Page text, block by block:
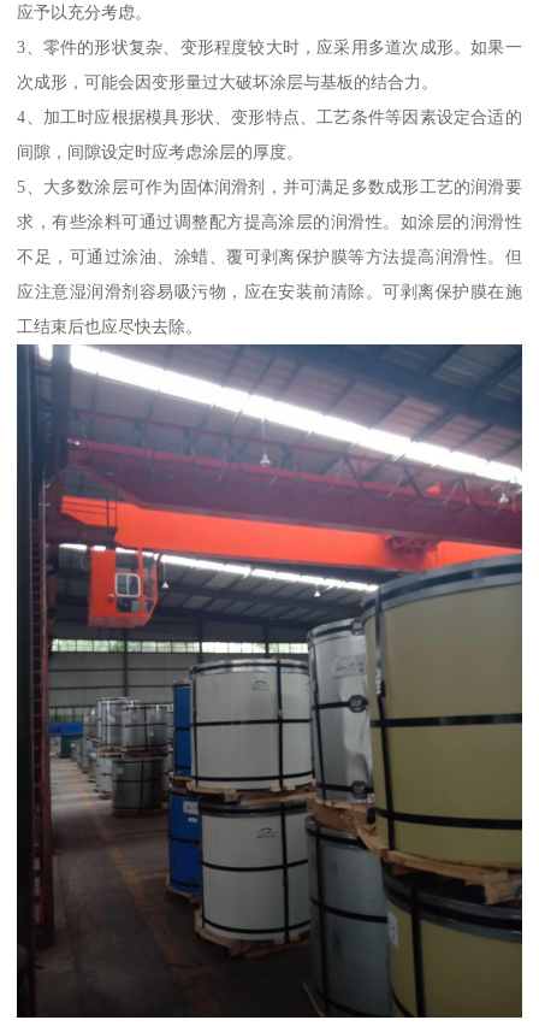
应予以充分考虑。
3、零件的形状复杂、变形程度较大时，应采用多道次成形。如果一
次成形，可能会因变形量过大破坏涂层与基板的结合力。
4、加工时应根据模具形状、变形特点、工艺条件等因素设定合适的
间隙，间隙设定时应考虑涂层的厚度。
5、大多数涂层可作为固体润滑剂，并可满足多数成形工艺的润滑要
求，有些涂料可通过调整配方提高涂层的润滑性。如涂层的润滑性
不足，可通过涂油、涂蜡、覆可剥离保护膜等方法提高润滑性。但
应注意湿润滑剂容易吸污物，应在安装前清除。可剥离保护膜在施
工结束后也应尽快去除。